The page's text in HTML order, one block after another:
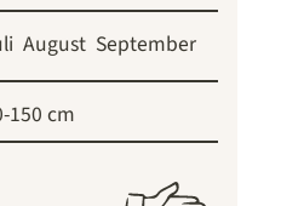
August September
150 cm